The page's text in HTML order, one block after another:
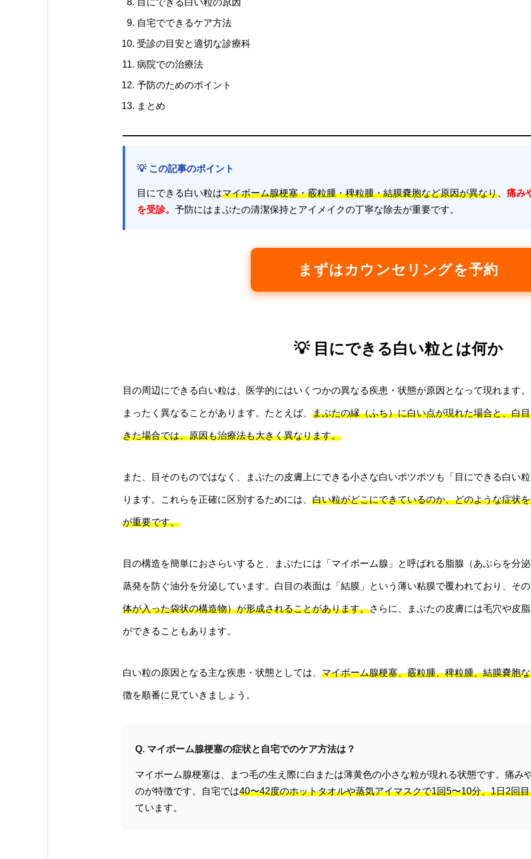
目にできる白い粒の原因
自宅でできるケア方法
受診の目安と適切な診療科
病院での治療法
予防のためのポイント
まとめ
💡 この記事のポイント
目にできる白い粒はマイボーム腺梗塞・霰粒腫・稗粒腫・結膜嚢胞など原因が異なり
痛み
を受診。 予防にはまぶたの清潔保持とアイメイクの丁寧な除去が重要です。
まずはカウンセリングを予約
💡 目にできる白い粒とは何か
目の周辺にできる白い粒は、医学的にはいくつかの異なる疾患・状態が原因となって現れます
まったく異なることがあります。たとえば、 まぶたの縁（ふち）に白い点が現れた場合と、白
きた場合では、原因も治療法も大きく異なります。
また、目そのものではなく、まぶたの皮膚上にできる小さな白いポツポツも「目にできる白い
ります。これらを正確に区別するためには、 白い粒がどこにできているのか、どのような症状
が重要です。
目の構造を簡単におさらいすると、まぶたには「マイボーム腺」と呼ばれる脂腺（あぶらを分
蒸発を防ぐ油分を分泌しています。白目の表面は「結膜」という薄い粘膜で覆われており、そ
体が入った袋状の構造物）が形成されることがあります。さらに、まぶたの皮膚には毛穴や皮
ができることもあります。
白い粒の原因となる主な疾患・状態としては、 マイボーム腺梗塞、霰粒腫、稗粒腫、結膜嚢胞
徴を順番に見ていきましょう。
Q. マイボーム腺梗塞の症状と自宅でのケア方法は？
マイボーム腺梗塞は、まつ毛の生え際に白または薄黄色の小さな粒が現れる状態です。痛み
のが特徴です。自宅では40〜42度のホットタオルや蒸気アイマスクで1回5〜10分、1日2回
ています。